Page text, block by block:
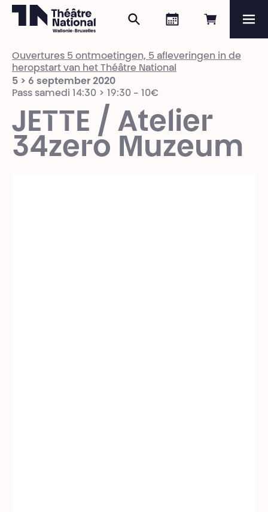
Online
Agenda
Zoeken
Magazine
Ouvertures 5 ontmoetingen, 5 afleveringen in de
heropstart van het Théâtre National
5 > 6 september 2020
Pass samedi 14:30 > 19:30 - 10€
JETTE / Atelier
34zero Muzeum